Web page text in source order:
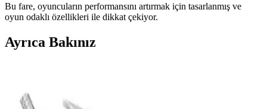
Bu fare, oyuncuların performansını artırmak için tasarlanmış ve
oyun odaklı özellikleri ile dikkat çekiyor.
Ayrıca Bakınız
Oyuncu Fareleri Karşılaştırması